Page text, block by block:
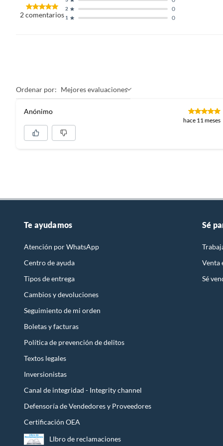
2comentarios 1 0
2 0
Ordenar por: Mejores evaluaciones
Anónimo
hace 11 meses
Te ayudamos
Atención por WhatsApp
Centro de ayuda
Tipos de entrega
Cambios y devoluciones
Seguimiento de mi orden
Boletas y facturas
Política de prevención de delitos
Textos legales
Inversionistas
Canal de integridad - Integrity channel
Defensoría de Vendedores y Proveedores
Certificación OEA
LIbro de reclamaciones
Sé
Venta
Sé